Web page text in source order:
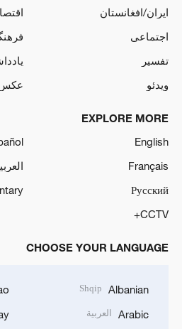
ایران/افغانستان
اجتماعی
تفسیر
ویدئو
EXPLORE MORE
English
Français
Русский
CCTV+
CHOOSE YOUR LANGUAGE
Albanian
Shqip
Arabic العربية